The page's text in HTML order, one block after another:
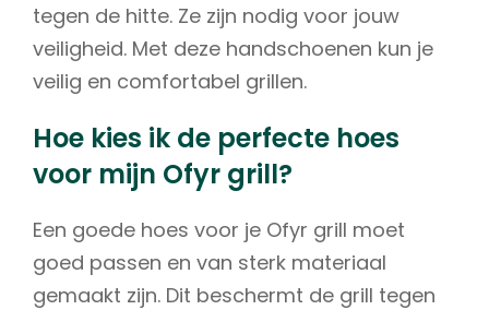
tegen de hitte. Ze zijn nodig voor jouw
veiligheid. Met deze handschoenen kun je
veilig en comfortabel grillen.
Hoe kies ik de perfecte hoes
voor mijn Ofyr grill?
Een goede hoes voor je Ofyr grill moet
goed passen en van sterk materiaal
gemaakt zijn. Dit beschermt de grill tegen